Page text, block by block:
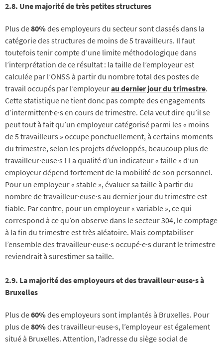
2.8. Une majorité de très petites structures
Plus de80%des employeurs du secteur sont classés dans la
catégorie des structures de moins de 5 travailleurs. Il faut
toutefois tenir compte d’une limite méthodologique dans
l’interprétation de ce résultat : la taille de l’employeur est
calculée par l’ONSS à partir du nombre total des postes de
travail occupés par l’employeurau dernier jour du trimestre.
Cette statistique ne tient donc pas compte des engagements
d’intermittent·e·s en cours de trimestre. Cela veut dire qu’il se
peut tout à fait qu’un employeur catégorisé parmi les « moins
de 5 travailleurs » occupe ponctuellement, à certains moments
du trimestre, selon les projets développés, beaucoup plus de
travailleur·euse·s ! La qualité d’un indicateur « taille » d’un
employeur dépend fortement de la mobilité de son personnel.
Pour un employeur « stable », évaluer sa taille à partir du
nombre de travailleur·euse·s au dernier jour du trimestre est
fiable. Par contre, pour un employeur « variable », ce qui
correspond à ce qu’on observe dans le secteur 304, le comptage
à la fin du trimestre est très aléatoire. Mais comptabiliser
l’ensemble des travailleur·euse·s occupé·e·s durant le trimestre
reviendrait à surestimer sa taille.
2.9. La majorité des employeurs et des travailleur·euse·s à
Bruxelles
Plus de60%des employeurs sont implantés à Bruxelles. Pour
plus de80%des travailleur·euse·s, l’employeur est également
situé à Bruxelles. Attention, l’adresse du siège social de